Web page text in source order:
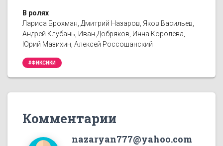
В ролях
Лариса Брохман, Дмитрий Назаров, Яков Васильев,
Андрей Клубань, Иван Добряков, Инна Королёва,
Юрий Мазихин, Алексей Россошанский
#ФИКСИКИ
Комментарии
nazaryan777@yahoo.com